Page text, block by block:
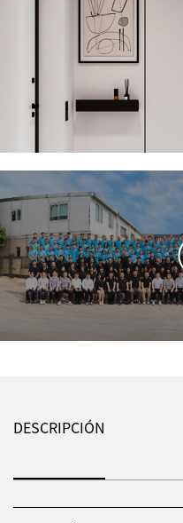
Las paredes blancas, las
un espacio puro y luminoso,
exuda un temperamento
como el primer rayo de sol
tranquilidad, como si
armarios tienen líneas
extrema sensación de
de las paredes y las puertas.
que cada rincón luzca vívido y
armario, parece que puedes
DESCRIPCIÓN